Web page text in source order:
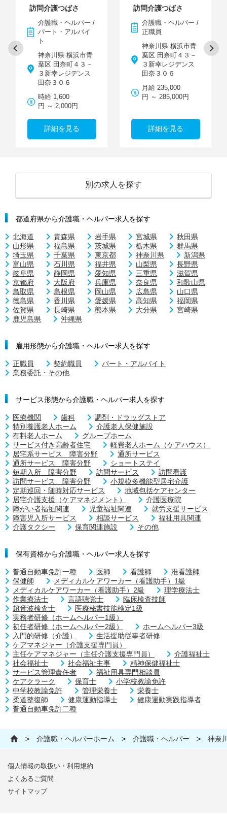
訪問介護つばさ
介護職・ヘルパー /
パート・アルバイ
ト
神奈川県 横浜市青
葉区 田奈町４３－
３新幸レジデンス
田奈３０６
時給 1,600
円 ～ 2,000円
詳細を見る
訪問介護つばさ
介護職・ヘルパー /
正職員
神奈川県 横浜市青
葉区 田奈町４３－
３新幸レジデンス
田奈３０６
月給 235,000
円 ～ 285,000円
詳細を見る
別の求人を探す
都道府県から介護職・ヘルパー求人を探す
北海道 青森県 岩手県 宮城県
秋田県
山形県
福島県 茨城県 栃木県
群馬県
埼玉県
千葉県 東京都 神奈川県
新潟県
富山県
石川県 福井県 山梨県
長野県
岐阜県
静岡県 愛知県 三重県
滋賀県
京都府
大阪府 兵庫県 奈良県
和歌山県
鳥取県
島根県 岡山県 広島県
山口県
徳島県
香川県 愛媛県 高知県
福岡県
佐賀県
長崎県 熊本県 大分県
宮崎県
鹿児島県
沖縄県
雇用形態から介護職・ヘルパー求人を探す
正職員 契約職員
パート・アルバイト
業務委託・その他
サービス形態から介護職・ヘルパー求人を探す
医療機関 歯科
調剤・ドラッグストア
特別養護老人ホーム
介護老人保健施設
有料老人ホーム
グループホーム
サービス付き高齢者住宅
軽費老人ホーム（ケアハウス）
居宅系サービス 障害分野
通所サービス
通所サービス 障害分野
ショートステイ
短期入所 障害分野
訪問サービス
訪問看護
訪問サービス 障害分野
小規模多機能型居宅介護
定期巡回・随時対応サービス
地域包括ケアセンター
居宅介護支援（ケアマネジメント）
介護医療院
障がい者福祉関連
児童福祉関連
就労支援サービス
障害児入所サービス
相談サービス
福祉用具関連
介護タクシー
保育関連施設 その他
保有資格から介護職・ヘルパー求人を探す
普通自動車免許一種 医師 看護師
准看護師
保健師
メディカルケアワーカー（看護助手）1級
メディカルケアワーカー（看護助手）2級
理学療法士
作業療法士
言語聴覚士
臨床検査技師
超音波検査士
医療秘書技能検定1級
実務者研修（ホームヘルパー1級）
初任者研修（ホームヘルパー2級）
ホームヘルパー3級
入門的研修（介護）
生活援助従事者研修
ケアマネジャー（介護支援専門員）
主任ケアマネジャー（主任介護支援専門員）
介護福祉士
社会福祉士
社会福祉主事
精神保健福祉士
サービス管理責任者
福祉用具専門相談員
ケアクラーク
保育士
小学校教諭免許
中学校教諭免許
管理栄養士
栄養士
柔道整復師
健康運動指導士
健康運動実践指導者
普通自動車免許二種
> 介護職・ヘルパーホーム > 介護職・ヘルパー > 神奈
個人情報の取扱い・利用規約
よくあるご質問
サイトマップ